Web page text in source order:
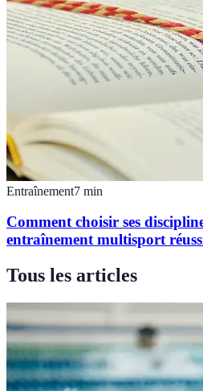
Entraînement7 min
Comment choisir ses
entraînement multisport
Tous les articles